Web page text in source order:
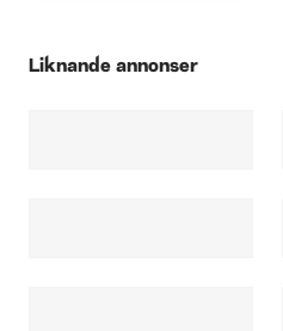
Liknande annonser